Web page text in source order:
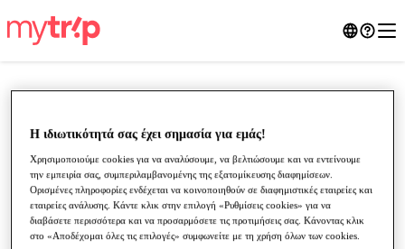
Η ιδιωτικότητά σας έχει σημασία για εμάς!
Χρησιμοποιούμε cookies για να αναλύσουμε, να βελτιώσουμε και να εντείνουμε
την εμπειρία σας, συμπεριλαμβανομένης της εξατομίκευσης διαφημίσεων.
Ορισμένες πληροφορίες ενδέχεται να κοινοποιηθούν σε διαφημιστικές εταιρείες και
εταιρείες ανάλυσης. Κάντε κλικ στην επιλογή «Ρυθμίσεις cookies» για να
διαβάσετε περισσότερα και να προσαρμόσετε τις προτιμήσεις σας. Κάνοντας κλικ
στο «Αποδέχομαι όλες τις επιλογές» συμφωνείτε με τη χρήση όλων των cookies.